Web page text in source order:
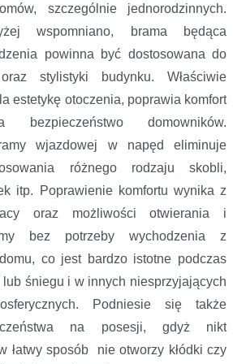
szczególnie jednorodzinnych.
wspomniano, brama będąca
powinna być dostosowana do
stylistyki budynku. Właściwie
estetykę otoczenia, poprawia komfort
bezpieczeństwo domowników.
wjazdowej w napęd eliminuje
różnego rodzaju skobli,
itp. Poprawienie komfortu wynika z
oraz możliwości otwierania i
bez potrzeby wychodzenia z
co jest bardzo istotne podczas
śniegu i w innych niesprzyjających
Podniesie się także
na posesji, gdyż nikt
łatwy sposób nie otworzy kłódki czy